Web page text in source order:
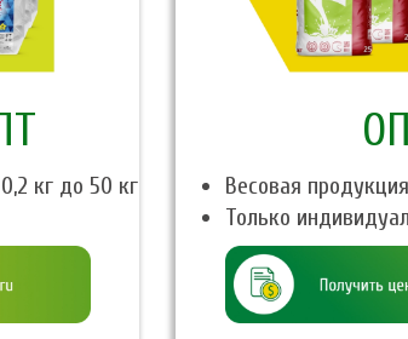
кг до 50 кг
Весовая
Только